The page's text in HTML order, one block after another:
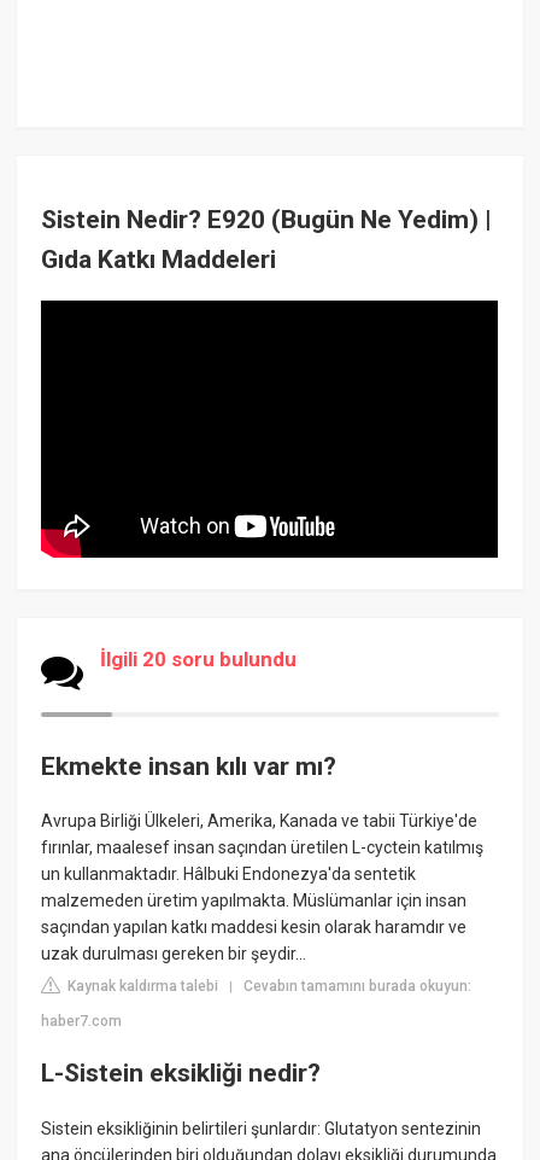
Sistein Nedir? E920 (Bugün Ne Yedim) |
Gıda Katkı Maddeleri
İlgili 20 soru bulundu
Ekmekte insan kılı var mı?
Avrupa Birliği Ülkeleri, Amerika, Kanada ve tabii Türkiye'de
fırınlar, maalesef insan saçından üretilen L-cyctein katılmış
un kullanmaktadır. Hâlbuki Endonezya'da sentetik
malzemeden üretim yapılmakta. Müslümanlar için insan
saçından yapılan katkı maddesi kesin olarak haramdır ve
uzak durulması gereken bir şeydir…
Kaynak kaldırma talebi |Cevabın tamamını burada okuyun:
haber7.com
L-Sistein eksikliği nedir?
Sistein eksikliğinin belirtileri şunlardır: Glutatyon sentezinin
ana öncülerinden biri olduğundan dolayı eksikliği durumunda